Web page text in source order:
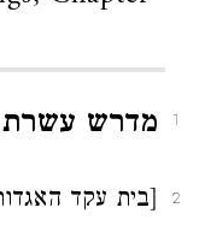
1 מדרש עשרת
2 [בית עקד